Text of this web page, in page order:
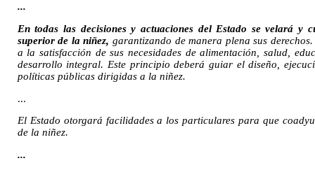
...
En todas las decisiones y actuaciones del Estado se velará y
superior de la niñez, garantizando de manera plena sus
a la satisfacción de sus necesidades de alimentación, salud,
desarrollo integral. Este principio deberá guiar el diseño,
políticas públicas dirigidas a la niñez.
...
El Estado otorgará facilidades a los particulares para que
de la niñez.
...